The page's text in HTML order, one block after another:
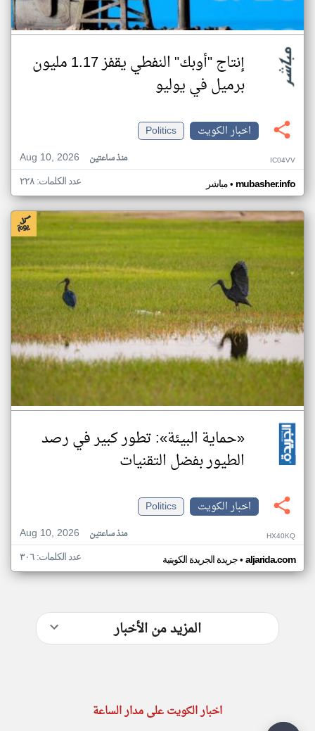
إنتاج "أوبك" النفطي يقفز 1.17 مليون
برميل في يوليو
اخبار الكويت
Politics
Aug 10, 2026
منذ ساعتين IC04VV
مباشر• mubasher.info عدد الكلمات: ٢٢٨
«حماية البيئة»: تطور كبير في رصد
الطيور بفضل التقنيات
اخبار الكويت
Politics
Aug 10, 2026
منذ ساعتين HX40KQ
جريدة الجريدة الكويتية• aljarida.com عدد الكلمات: ٣٠٦
المزيد من الأخبار
اخبار الكويت على مدار الساعة